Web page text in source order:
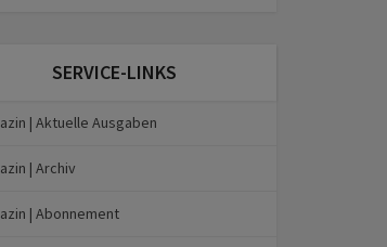
SERVICE-LINKS
| Aktuelle Ausgaben
| Archiv
| Abonnement